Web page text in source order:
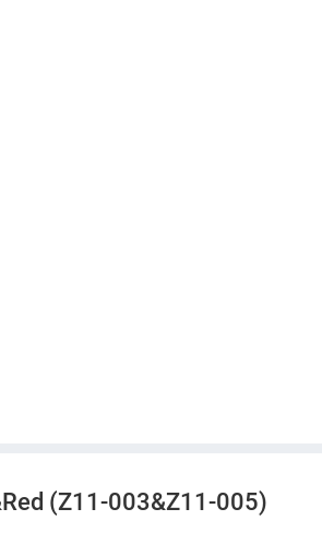
(Z11-003&Z11-005)